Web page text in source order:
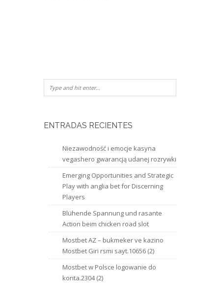
ENTRADAS RECIENTES
Niezawodność i emocje kasyna
vegashero gwarancją udanej rozrywki
Emerging Opportunities and Strategic
Play with anglia bet for Discerning
Players
Blühende Spannung und rasante
Action beim chicken road slot
Mostbet AZ – bukmeker ve kazino
Mostbet Giri rsmi sayt.10656 (2)
Mostbet w Polsce logowanie do
konta.2304 (2)